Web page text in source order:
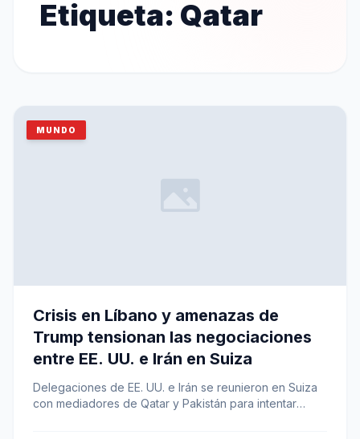
Etiqueta: Qatar
MUNDO
Crisis en Líbano y amenazas de
Trump tensionan las negociaciones
entre EE. UU. e Irán en Suiza
Delegaciones de EE. UU. e Irán se reunieron en Suiza
con mediadores de Qatar y Pakistán para intentar